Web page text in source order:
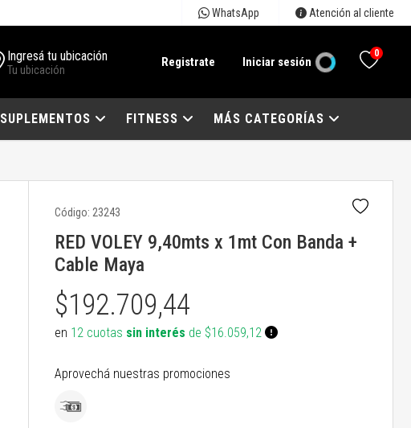
WhatsApp Atención al cliente
Ingresá tu ubicación
Tu ubicación
Registrate Iniciar sesión
0
SUPLEMENTOS FITNESS MÁS CATEGORÍAS
Código: 23243
RED VOLEY 9,40mts x 1mt Con Banda +
Cable Maya
$192.709,44
en 12 cuotas sin interés de $16.059,12
Aprovechá nuestras promociones